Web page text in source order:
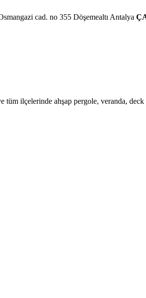
cad. no 355 Döşemealtı Antalya
ilçelerinde ahşap pergole, veranda,